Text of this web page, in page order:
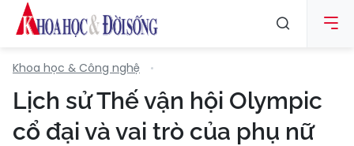
Khoa học & Công nghệ
Lịch sử Thế vận hội Olympic
cổ đại và vai trò của phụ nữ